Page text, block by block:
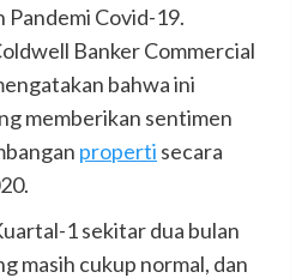
Pandemi Covid-19.
Banker Commercial
bahwa ini
memberikan sentimen
properti secara
1 sekitar dua bulan
masih cukup normal, dan